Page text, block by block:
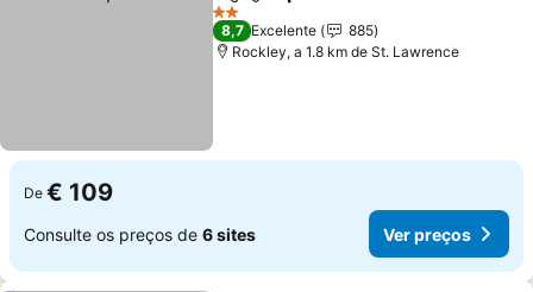
2 Estrelas
8,7 Excelente
885
Rockley, a 1.8 km de St. Lawrence
De € 109
Consulte os preços de 6 sites Ver preços